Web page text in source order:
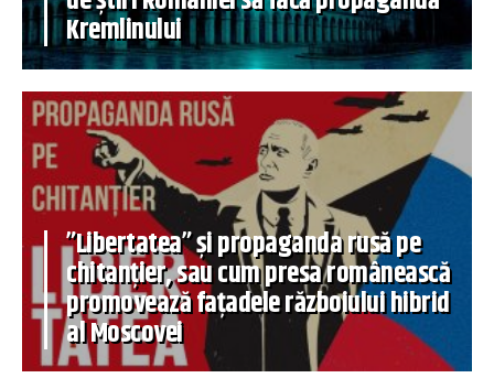
Kremlinului
”Libertatea” și propaganda rusă pe
chitanțier, sau cum presa românească
promovează fațadele războiului hibrid
al Moscovei